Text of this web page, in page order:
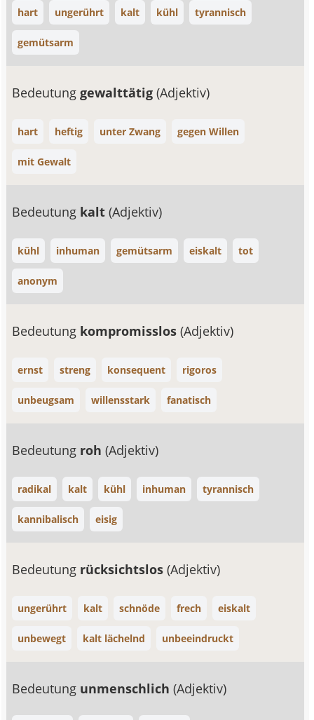
hart ungerührt kalt kühl tyrannisch
gemütsarm
Bedeutunggewalttätig(Adjektiv)
hart heftig unter Zwang gegen Willen
mit Gewalt
Bedeutung kalt(Adjektiv)
kühl inhuman gemütsarm eiskalt tot
anonym
Bedeutung kompromisslos(Adjektiv)
ernst streng konsequent rigoros
unbeugsam willensstark fanatisch
Bedeutung roh(Adjektiv)
radikal kalt kühl inhuman tyrannisch
kannibalisch eisig
Bedeutung rücksichtslos(Adjektiv)
ungerührt kalt schnöde frech eiskalt
unbewegt kalt lächelnd unbeeindruckt
Bedeutung unmenschlich(Adjektiv)